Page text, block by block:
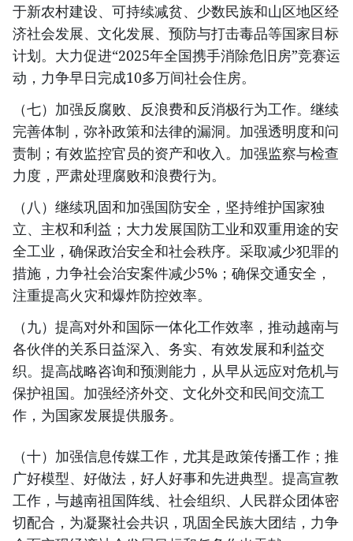
于新农村建设、可持续减贫、少数民族和山区地区经
济社会发展、文化发展、预防与打击毒品等国家目标
计划。大力促进“2025年全国携手消除危旧房”竞赛运
动，力争早日完成10多万间社会住房。
（七）加强反腐败、反浪费和反消极行为工作。继续
完善体制，弥补政策和法律的漏洞。加强透明度和问
责制；有效监控官员的资产和收入。加强监察与检查
力度，严肃处理腐败和浪费行为。
（八）继续巩固和加强国防安全，坚持维护国家独
立、主权和利益；大力发展国防工业和双重用途的安
全工业，确保政治安全和社会秩序。采取减少犯罪的
措施，力争社会治安案件减少5%；确保交通安全，
注重提高火灾和爆炸防控效率。
（九）提高对外和国际一体化工作效率，推动越南与
各伙伴的关系日益深入、务实、有效发展和利益交
织。提高战略咨询和预测能力，从早从远应对危机与
保护祖国。加强经济外交、文化外交和民间交流工
作，为国家发展提供服务。
（十）加强信息传媒工作，尤其是政策传播工作；推
广好模型、好做法，好人好事和先进典型。提高宣教
工作，与越南祖国阵线、社会组织、人民群众团体密
切配合，为凝聚社会共识，巩固全民族大团结，力争